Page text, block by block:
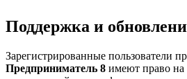
Поддержка и
Зарегистрированные пользователи
Предприниматель 8 имеют право на